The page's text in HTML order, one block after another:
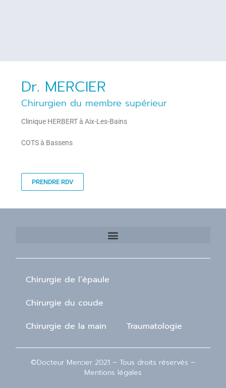
Dr. MERCIER
Chirurgien du membre supérieur
Clinique HERBERT à Aix-Les-Bains
COTS à Bassens
PRENDRE RDV
Chirurgie de l’épaule
Chirurgie du coude
Chirurgie de la main
Traumatologie
©Docteur Mercier 2021 – Tous droits réservés –
Mentions légales